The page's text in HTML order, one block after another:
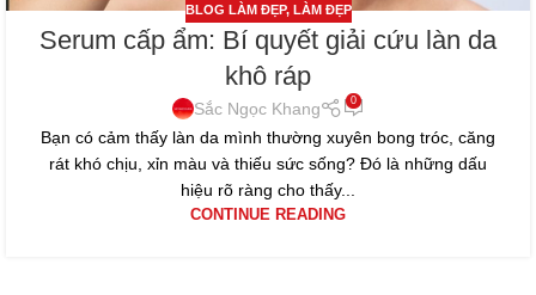
BLOG LÀM ĐẸP, LÀM ĐẸP
Serum cấp ẩm: Bí quyết giải cứu làn da
khô ráp
Sắc Ngọc Khang 0
Bạn có cảm thấy làn da mình thường xuyên bong tróc, căng
rát khó chịu, xỉn màu và thiếu sức sống? Đó là những dấu
hiệu rõ ràng cho thấy...
CONTINUE READING